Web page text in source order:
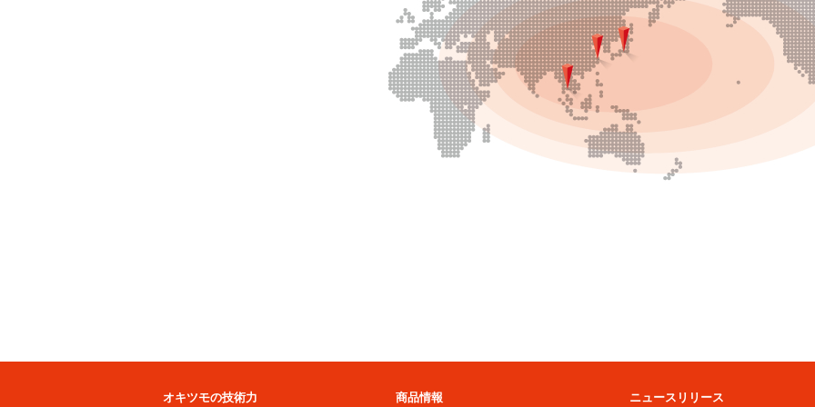
オキツモの技術力 商品情報 ニュースリリース